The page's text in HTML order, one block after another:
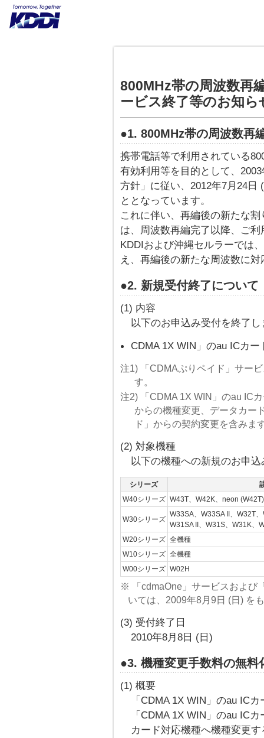
800MHz帯の周波数再
ービス終了等のお知ら
●1. 800MHz帯の周波数再
携帯電話等で利用されている
有効利用等を目的として、
方針」に従い、2012年7月24
ととなっています。
これに伴い、再編後の新たな
は、周波数再編完了以降、ご
KDDIおよび沖縄セルラーでは
え、再編後の新たな周波数に
●2. 新規受付終了について
(1) 内容
以下のお申込み受付を終了し
CDMA 1X WIN」のau ICカ
注1) 「CDMAぷりペイド」サー
す。
注2) 「CDMA 1X WIN」のau IC
からの機種変更、データカー
ド」からの契約変更を含みま
(2) 対象機種
以下の機種への新規のお申
シリーズ
W40シリーズ W43T、W42K、neon
W30シリーズ
W33SA、W33SA II、W32T
W31SA II、W31S、W31K、
W20シリーズ 全機種
W10シリーズ 全機種
W00シリーズ W02H
※ 「cdmaOne」サービスおよび
いては、2009年8月9日 (日) を
(3) 受付終了日
2010年8月8日 (日)
●3. 機種変更手数料の無料
(1) 概要
「CDMA 1X WIN」のau IC
「CDMA 1X WIN」のau IC
カード対応機種へ機種変更